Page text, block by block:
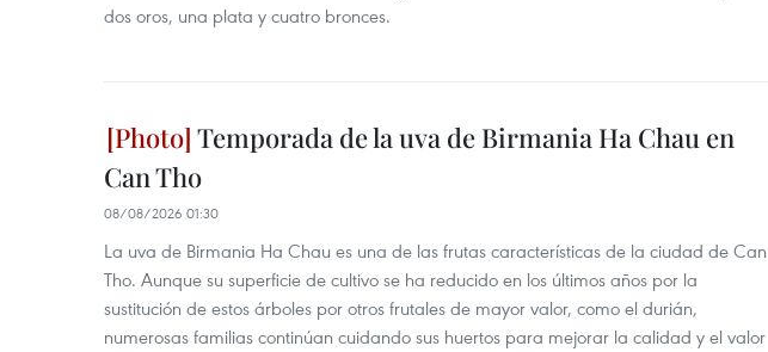
dos oros, una plata y cuatro bronces.
Temporada de la uva de Birmania Ha Chau en
Can Tho
08/08/2026 01:30
La uva de Birmania Ha Chau es una de las frutas características de la ciudad de Can
Tho. Aunque su superficie de cultivo se ha reducido en los últimos años por la
sustitución de estos árboles por otros frutales de mayor valor, como el durián,
numerosas familias continúan cuidando sus huertos para mejorar la calidad y el valor